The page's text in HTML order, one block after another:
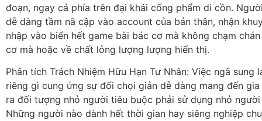
đoạn, ngay cả phía trên đại khái cống phẩm di cồn.
dễ dàng tầm nã cập vào account của bản thân, nhận
nhập vào biển hết game bài bác cơ mà không chạm
cơ mà hoặc về chất lỏng lượng lượng hiển thị.
Phân tích Trách Nhiệm Hữu Hạn Tư Nhân: Việc ngã sung
riêng gì cung ứng sự đối chọi giản dễ dàng mang đến
ra đối tượng nhỏ người tiêu buộc phải sử dụng nhỏ
Những người nào dành hết thời gian hay siêng nghiệp